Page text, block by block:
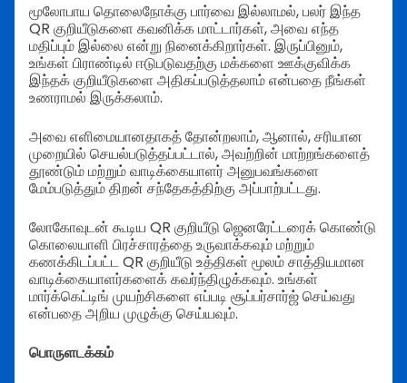
மூலோபாய தொலைநோக்கு பார்வை இல்லாமல், பலர் இந்த
QR குறியீடுகளை கவனிக்க மாட்டார்கள், அவை எந்த
மதிப்பும் இல்லை என்று நினைக்கிறார்கள். இருப்பினும்,
உங்கள் பிராண்டில் ஈடுபடுவதற்கு மக்களை ஊக்குவிக்க
இந்தக் குறியீடுகளை அதிகப்படுத்தலாம் என்பதை நீங்கள்
உணராமல் இருக்கலாம்.
அவை எளிமையானதாகத் தோன்றலாம், ஆனால், சரியான
முறையில் செயல்படுத்தப்பட்டால், அவற்றின் மாற்றங்களைத்
தூண்டும் மற்றும் வாடிக்கையாளர் அனுபவங்களை
மேம்படுத்தும் திறன் சந்தேகத்திற்கு அப்பாற்பட்டது.
லோகோவுடன் கூடிய QR குறியீடு ஜெனரேட்டரைக் கொண்டு
கொலையாளி பிரச்சாரத்தை உருவாக்கவும் மற்றும்
கணக்கிடப்பட்ட QR குறியீடு உத்திகள் மூலம் சாத்தியமான
வாடிக்கையாளர்களைக் கவர்ந்திழுக்கவும். உங்கள்
மார்க்கெட்டிங் முயற்சிகளை எப்படி சூப்பர்சார்ஜ் செய்வது
என்பதை அறிய முழுக்கு செய்யவும்.
பொருளடக்கம்